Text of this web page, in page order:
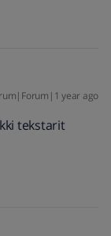
year ago
tekstarit